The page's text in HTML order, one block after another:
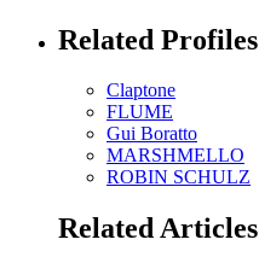
Related Profiles
Claptone
FLUME
Gui Boratto
MARSHMELLO
ROBIN SCHULZ
Related Articles